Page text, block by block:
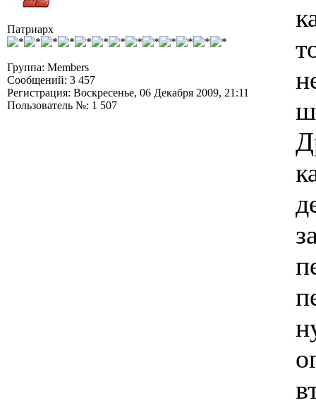
Патриарх
Группа: Members
Сообщений: 3 457
Регистрация: Воскресенье, 06 Декабря 2009, 21:11
Пользователь №: 1 507